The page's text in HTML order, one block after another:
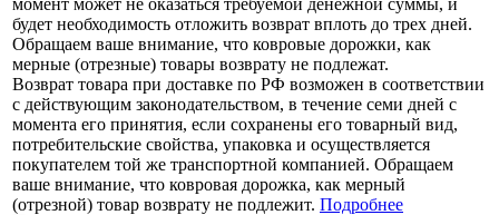
будет необходимость отложить возврат вплоть до трех дней.
Обращаем ваше внимание, что ковровые дорожки, как
мерные (отрезные) товары возврату не подлежат.
Возврат товара при доставке по РФ возможен в соответствии
с действующим законодательством, в течение семи дней с
момента его принятия, если сохранены его товарный вид,
потребительские свойства, упаковка и осуществляется
покупателем той же транспортной компанией. Обращаем
ваше внимание, что ковровая дорожка, как мерный
(отрезной) товар возврату не подлежит. Подробнее